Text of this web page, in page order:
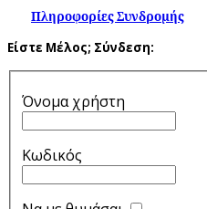
Πληροφορίες Συνδρομής
Είστε Μέλος; Σύνδεση:
Όνομα χρήστη
Κωδικός